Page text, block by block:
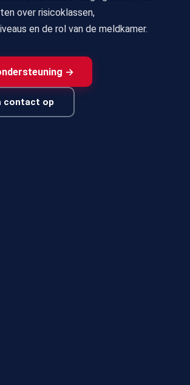
over risicoklassen,
en de rol van de meldkamer.
→
contact op